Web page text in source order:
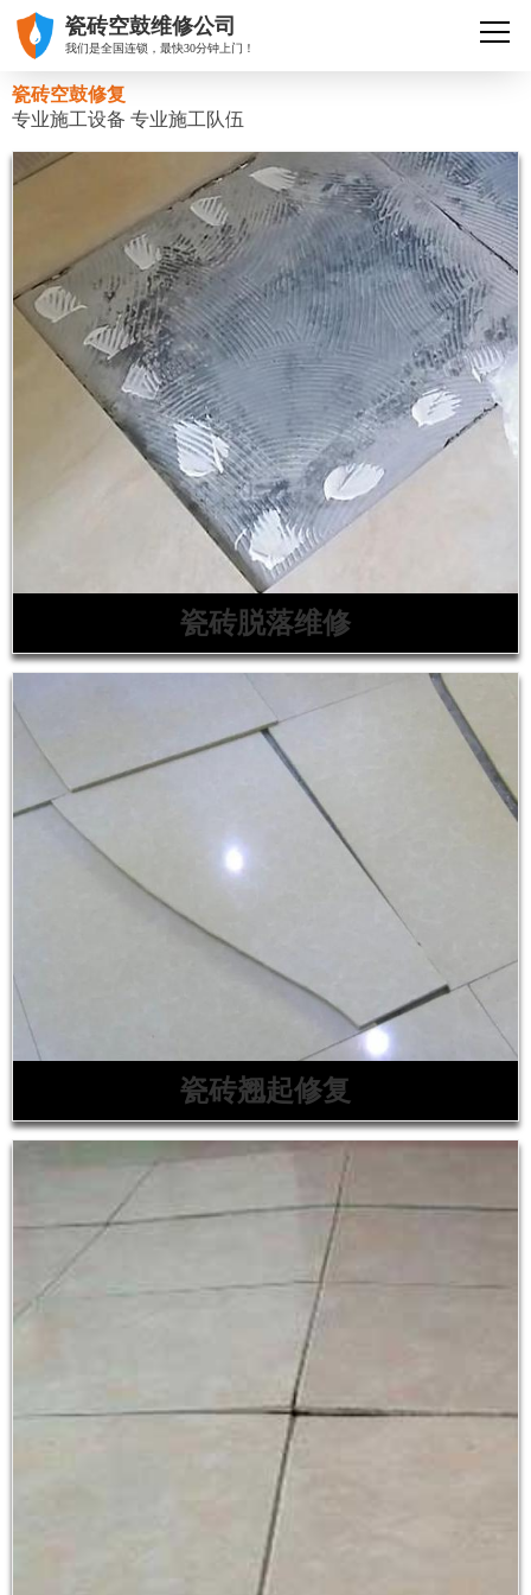
瓷砖空鼓维修公司
我们是全国连锁，最快30分钟上门！
瓷砖空鼓修复
专业施工设备 专业施工队伍
瓷砖脱落维修
瓷砖翘起修复